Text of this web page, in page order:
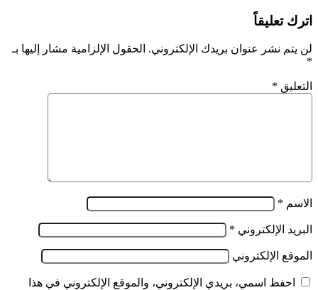
اترك تعليقاً
لن يتم نشر عنوان بريدك الإلكتروني. الحقول الإلزامية مشار إليها بـ
*
التعليق *
الاسم *
البريد الإلكتروني *
الموقع الإلكتروني
احفظ اسمي، بريدي الإلكتروني، والموقع الإلكتروني في هذا